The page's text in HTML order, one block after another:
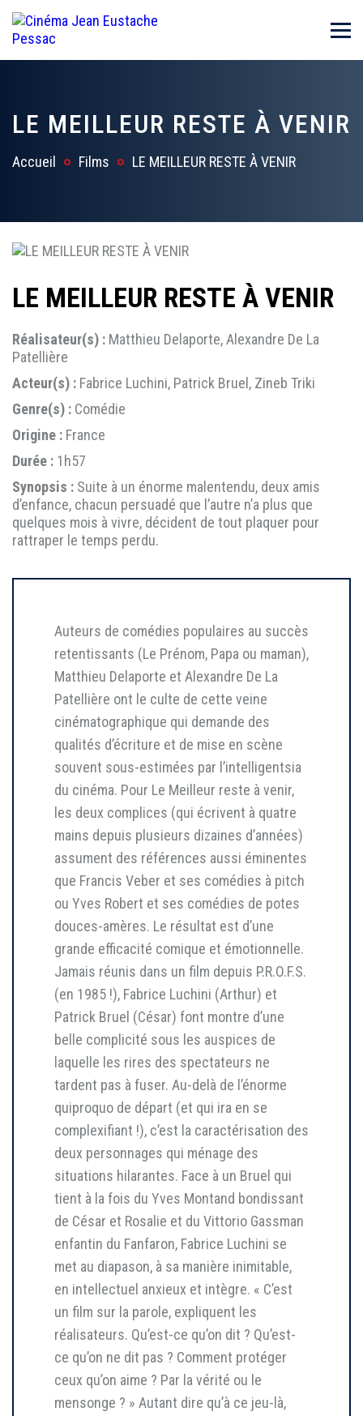
LE MEILLEUR RESTE À VENIR
Accueil Films LE MEILLEUR RESTE À VENIR
LE MEILLEUR RESTE À VENIR
Réalisateur(s) : Matthieu Delaporte, Alexandre De La
Patellière
Acteur(s) : Fabrice Luchini, Patrick Bruel, Zineb Triki
Genre(s) : Comédie
Origine : France
Durée : 1h57
Synopsis : Suite à un énorme malentendu, deux amis
d’enfance, chacun persuadé que l’autre n’a plus que
quelques mois à vivre, décident de tout plaquer pour
rattraper le temps perdu.
Auteurs de comédies populaires au succès
retentissants (Le Prénom, Papa ou maman),
Matthieu Delaporte et Alexandre De La
Patellière ont le culte de cette veine
cinématographique qui demande des
qualités d’écriture et de mise en scène
souvent sous-estimées par l’intelligentsia
du cinéma. Pour Le Meilleur reste à venir,
les deux complices (qui écrivent à quatre
mains depuis plusieurs dizaines d’années)
assument des références aussi éminentes
que Francis Veber et ses comédies à pitch
ou Yves Robert et ses comédies de potes
douces-amères. Le résultat est d’une
grande efficacité comique et émotionnelle.
Jamais réunis dans un film depuis P.R.O.F.S.
(en 1985 !), Fabrice Luchini (Arthur) et
Patrick Bruel (César) font montre d’une
belle complicité sous les auspices de
laquelle les rires des spectateurs ne
tardent pas à fuser. Au-delà de l’énorme
quiproquo de départ (et qui ira en se
complexifiant !), c’est la caractérisation des
deux personnages qui ménage des
situations hilarantes. Face à un Bruel qui
tient à la fois du Yves Montand bondissant
de César et Rosalie et du Vittorio Gassman
enfantin du Fanfaron, Fabrice Luchini se
met au diapason, à sa manière inimitable,
en intellectuel anxieux et intègre. « C’est
un film sur la parole, expliquent les
réalisateurs. Qu’est-ce qu’on dit ? Qu’est-
ce qu’on ne dit pas ? Comment protéger
ceux qu’on aime ? Par la vérité ou le
mensonge ? » Autant dire qu’à ce jeu-là,